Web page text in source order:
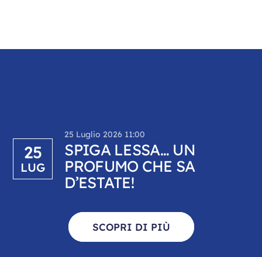
25
LUG
25 Luglio 2026 11:00
SPIGA LESSA… UN
PROFUMO CHE SA
D’ESTATE!
SCOPRI DI PIÙ